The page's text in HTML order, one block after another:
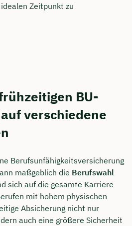
Zeitpunkt zu
BU-
verschiedene
Berufsunfähigkeitsversicherung
maßgeblich die Berufswahl
sich auf die gesamte Karriere
mit hohem physischen
Absicherung nicht nur
auch eine größere Sicherheit